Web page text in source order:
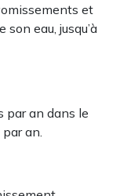
et
eau, jusqu’à
par an dans le
an.